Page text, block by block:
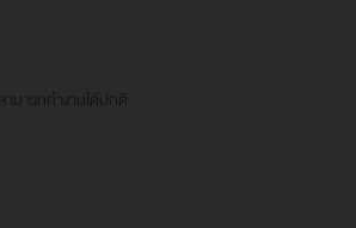
มารถทำงานได้ปกติ